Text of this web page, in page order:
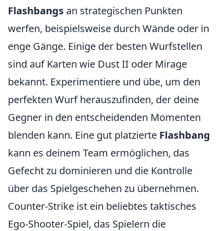
Flashbangs an strategischen Punkten
werfen, beispielsweise durch Wände oder in
enge Gänge. Einige der besten Wurfstellen
sind auf Karten wie Dust II oder Mirage
bekannt. Experimentiere und übe, um den
perfekten Wurf herauszufinden, der deine
Gegner in den entscheidenden Momenten
blenden kann. Eine gut platzierte Flashbang
kann es deinem Team ermöglichen, das
Gefecht zu dominieren und die Kontrolle
über das Spielgeschehen zu übernehmen.
Counter-Strike ist ein beliebtes taktisches
Ego-Shooter-Spiel, das Spielern die